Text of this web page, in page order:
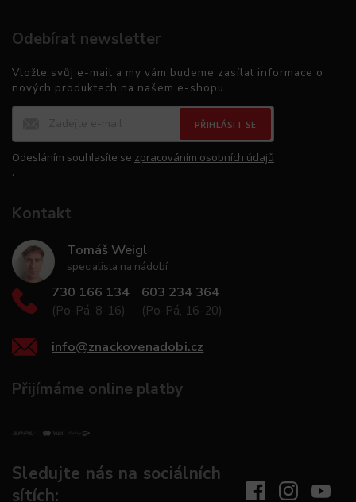
Odebírat newsletter
Vložte svůj e-mail a my vám budeme zasílat informace o
nových produktech na našem e-shopu.
PŘIHLÁSIT SE
Odesláním souhlasíte se zpracováním osobních údajů
.
Kontakt
Tomáš Weigl
specialista na nádobí
730 166 134
(Po-Pá, 8-16)
603 234 364
(Po-Pá, 16-20)
info@znackovenadobi.cz
Přijímáme online platby
Sledujte nás na sociálních
sítích: